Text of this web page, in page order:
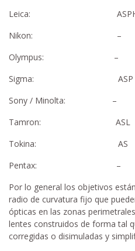
Leica:
Nikon: –
Olympus: –
Sigma: ASP
Sony / Minolta: –
Tamron: ASL
Tokina: AS
Pentax: –
Por lo general los objetivos
radio de curvatura fijo que
ópticas en las zonas
lentes construidos de forma tal
corregidas o disimuladas y